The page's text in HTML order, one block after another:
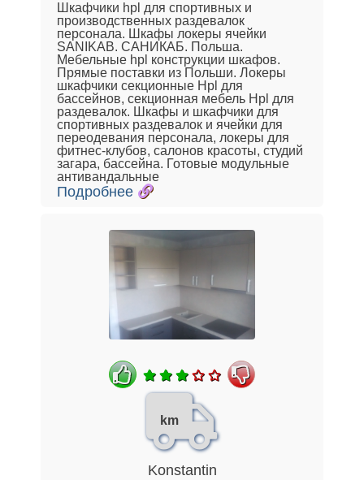
Шкафчики hpl для спортивных и
производственных раздевалок
персонала. Шкафы локеры ячейки
SANIKAB. САНИКАБ. Польша.
Мебельные hpl конструкции шкафов.
Прямые поставки из Польши. Локеры
шкафчики секционные Hpl для
бассейнов, секционная мебель Hpl для
раздевалок. Шкафы и шкафчики для
спортивных раздевалок и ячейки для
переодевания персонала, локеры для
фитнес-клубов, салонов красоты, студий
загара, бассейна. Готовые модульные
антивандальные
Подробнее
km
Konstantin